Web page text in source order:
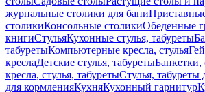
журнальные столики для бани
столикиКонсольные столикиОбеденные
книгиСтульяКухонные стулья, табуреты
табуретыКомпьютерные кресла, стулья
креслаДетские стулья, табуретыБанкетки,
кресла, стулья, табуретыСтулья, табуреты
для кормленияКухняКухонный гарнитур